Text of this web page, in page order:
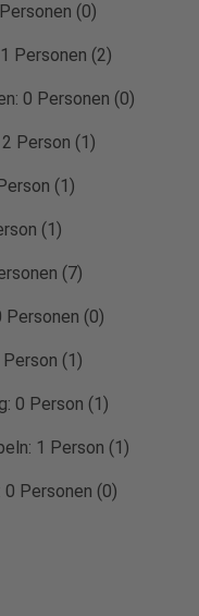
(0)
Personen (2)
0 Personen (0)
Person (1)
(1)
(1)
(7)
Personen (0)
(1)
0 Person (1)
1 Person (1)
Personen (0)